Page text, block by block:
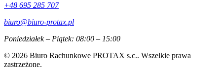
+48 695 285 707
biuro@biuro-protax.pl
Poniedziałek – Piątek: 08:00 – 15:00
© 2026 Biuro Rachunkowe PROTAX s.c.. Wszelkie prawa
zastrzeżone.